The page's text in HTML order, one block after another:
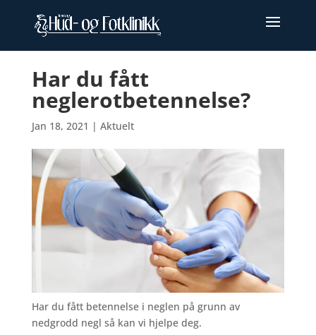
Har du fått
neglerotbetennelse?
Jan 18, 2021 | Aktuelt
Har du fått betennelse i neglen på grunn av
nedgrodd negl så kan vi hjelpe deg.